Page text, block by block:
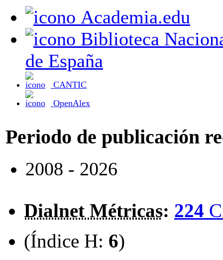
Academia.edu
de España
CANTIC
OpenAlex
Periodo de publicación
2008 - 2026
Dialnet Métricas: 224
(Índice H: 6)